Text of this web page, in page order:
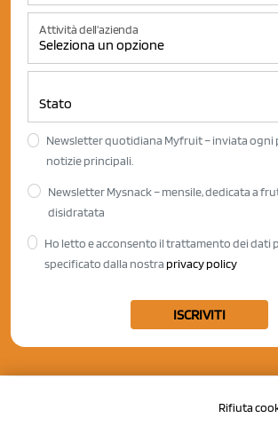
Attività dell'azienda
Newsletter quotidiana Myfruit – inviata ogni
notizie principali.
Newsletter Mysnack – mensile, dedicata a
disidratata
Ho letto e acconsento il trattamento dei dati
specificato dalla nostra privacy policy
ISCRIVITI
Rifiuta